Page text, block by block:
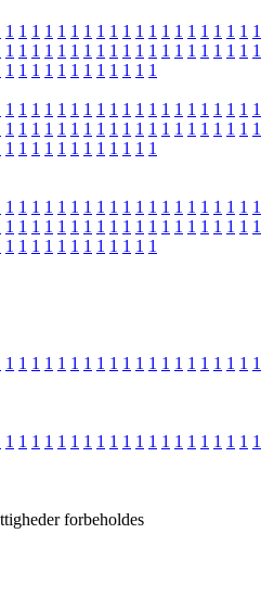
1 1 1 1 1 1 1 1 1 1 1 1 1 1 1 1 1 1 1 1
1 1 1 1 1 1 1 1 1 1 1 1 1 1 1 1 1 1 1 1
1 1 1 1 1 1 1 1 1 1 1 1
1 1 1 1 1 1 1 1 1 1 1 1 1 1 1 1 1 1 1 1
1 1 1 1 1 1 1 1 1 1 1 1 1 1 1 1 1 1 1 1
1 1 1 1 1 1 1 1 1 1 1 1
1 1 1 1 1 1 1 1 1 1 1 1 1 1 1 1 1 1 1 1
1 1 1 1 1 1 1 1 1 1 1 1 1 1 1 1 1 1 1 1
1 1 1 1 1 1 1 1 1 1 1 1
1 1 1 1 1 1 1 1 1 1 1 1 1 1 1 1 1 1 1 1
1 1 1 1 1 1 1 1 1 1 1 1 1 1 1 1 1 1 1 1
forbeholdes